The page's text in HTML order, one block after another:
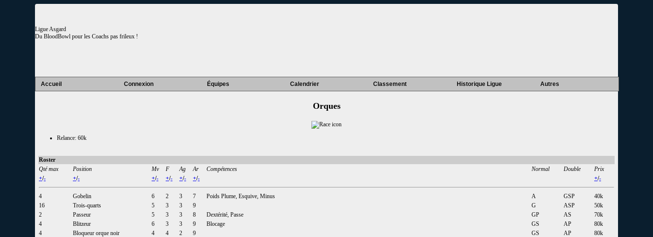
Ligue Asgard
Du BloodBowl pour les Coachs pas frileux !
Accueil Connexion Équipes Calendrier Classement Historique Ligue Autres
Orques
Relance: 60k
Roster
Qté max
Position Mv F Ag Ar Compétences Normal Double
Prix
+/- +/- +/- +/- +/- +/- +/-
4 Gobelin 6 2 3 7 Poids Plume, Esquive, Minus A GSP
40k
16
Trois-quarts 5 3 3 9 G ASP
50k
2
Passeur 5 3 3 8 Dextérité, Passe GP AS
70k
4
Blitzeur 6 3 3 9 Blocage GS AP
80k
4
Bloqueur orque noir 4 4 2 9 GS AP
80k